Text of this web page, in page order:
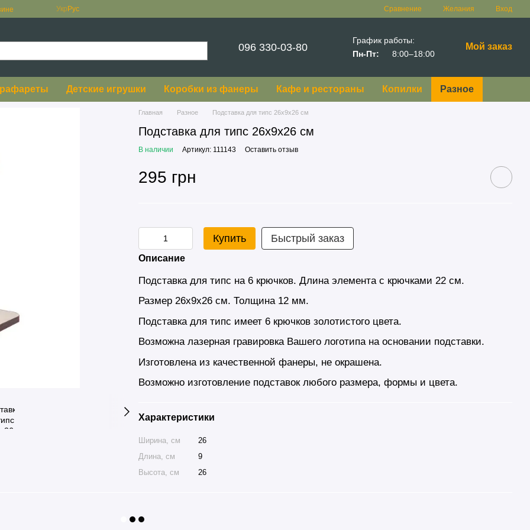
Укр Рус Сравнение Желания Вход
096 330-03-80
График работы:
Пн-Пт:
8:00–18:00
Мой заказ
Детские игрушки Коробки из фанеры Кафе и рестораны Копилки Разное
Главная Разное Подставка для типс 26x9x26 см
Подставка для типс 26x9x26 см
В наличии Артикул: 111143 Оставить отзыв
295 грн
Купить Быстрый заказ
Описание
Подставка для типс на 6 крючков. Длина элемента с крючками 22 см.
Размер 26х9х26 cм. Толщина 12 мм.
Подставка для типс имеет 6 крючков золотистого цвета.
Возможна лазерная гравировка Вашего логотипа на основании подставки.
Изготовлена из качественной фанеры, не окрашена.
Возможно изготовление подставок любого размера, формы и цвета.
Характеристики
Ширина, см
26
Длина, см
9
Высота, см
26